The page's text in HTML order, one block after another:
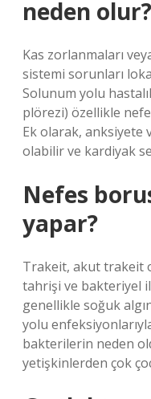
neden olur?
Kas zorlanmaları
sistemi sorunları
Solunum yolu
plörezi) özellikle
Ek olarak, anksiyete
olabilir ve kardiyak
Nefes
yapar?
Trakeit, akut trakeit
tahrişi ve bakteriyel
genellikle soğuk
yolu
bakterilerin neden
yetişkinlerden çok